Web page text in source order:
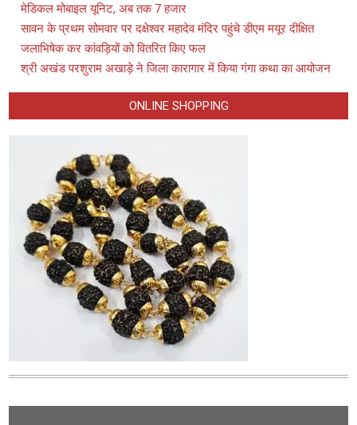
मेडिकल मोबाइल यूनिट, अब तक 7 हजार
सावन के प्रथम सोमवार पर दक्षेश्वर महादेव मंदिर पहुंचे डीएम मयूर दीक्षित
जलाभिषेक कर कांवड़ियों को वितरित किए फल
श्री अखंड परशुराम अखाड़े ने जिला कारागार में किया गंगा कथा का आयोजन
ONLINE SHOPPING